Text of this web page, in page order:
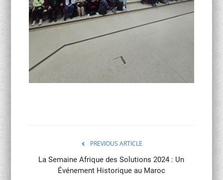
PREVIOUS ARTICLE
La Semaine Afrique des Solutions 2024 : Un
Événement Historique au Maroc